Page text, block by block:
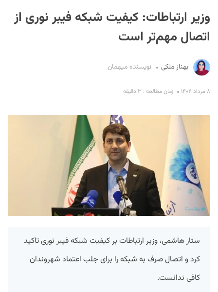
وزیر ارتباطات: کیفیت شبکه فیبر نوری از
اتصال مهم‌تر است
بهناز ملکی نویسنده میهمان
۸ مرداد ۱۴۰۴ زمان مطالعه : ۳ دقیقه
ستار هاشمی، وزیر ارتباطات بر کیفیت شبکه فیبر نوری تاکید
کرد و اتصال صرف به شبکه را برای جلب اعتماد شهروندان
کافی ندانست.